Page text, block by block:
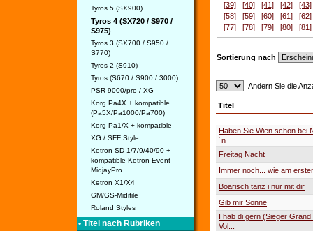
Tyros 5 (SX900)
Tyros 4 (SX720 / S970 /
S975)
Tyros 3 (SX700 / S950 /
S770)
Tyros 2 (S910)
Tyros (S670 / S900 / 3000)
PSR 9000/pro / XG
Korg Pa4X + kompatible
(Pa5X/Pa1000/Pa700)
Korg Pa1/X + kompatible
XG / SFF Style
Ketron SD-1/7/9/40/90 +
kompatible Ketron Event -
MidjayPro
Ketron X1/X4
GM/GS-Midifile
Roland Styles
• Titel nach Rubriken
[39]
[40] [41] [42]
[43]
[58]
[59] [60] [61]
[62]
[77]
[78] [79] [80] [81]
Sortierung nach
Ändern Sie die
Titel
Haben Sie Wien schon bei
´n
Freitag Nacht
Immer noch... wie am
Boarisch tanz i nur mit dir
Gib mir Sonne
I hab di gern (Sieger Grand
Vol...